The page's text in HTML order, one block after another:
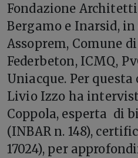
Fondazione
Bergamo e Inarsid,
Assoprem, Comune
Federbeton, ICMQ,
Uniacque. Per
Livio Izzo ha
Coppola, esperta di
(INBAR n. 148),
17024), per